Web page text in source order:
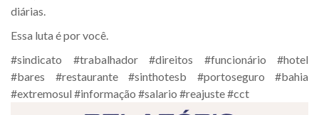
diárias.
Essa luta é por você.
#sindicato #trabalhador #direitos #funcionário #hotel
#bares #restaurante #sinthotesb #portoseguro #bahia
#extremosul #informação #salario #reajuste #cct